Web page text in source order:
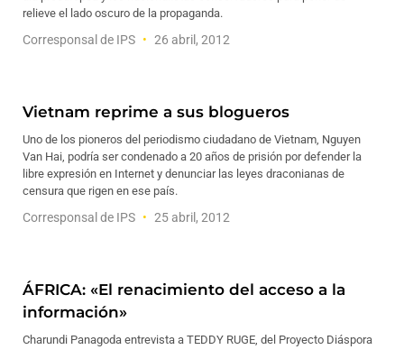
relieve el lado oscuro de la propaganda.
Corresponsal de IPS 26 abril, 2012
Vietnam reprime a sus blogueros
Uno de los pioneros del periodismo ciudadano de Vietnam, Nguyen
Van Hai, podría ser condenado a 20 años de prisión por defender la
libre expresión en Internet y denunciar las leyes draconianas de
censura que rigen en ese país.
Corresponsal de IPS 25 abril, 2012
ÁFRICA: «El renacimiento del acceso a la
información»
Charundi Panagoda entrevista a TEDDY RUGE, del Proyecto Diáspora